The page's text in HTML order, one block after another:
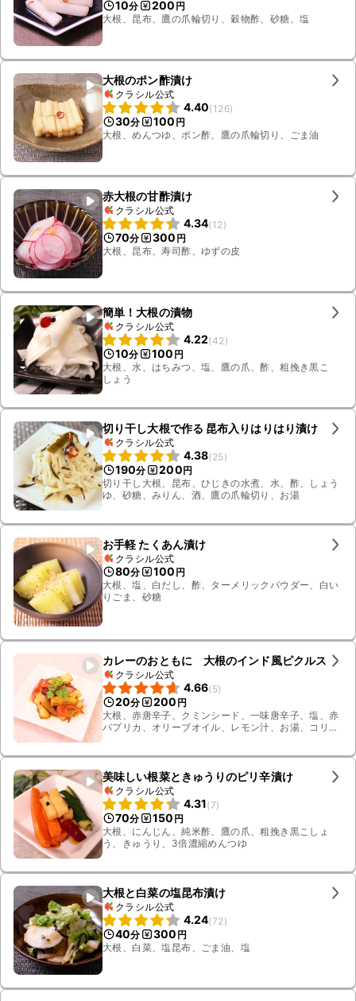
10分 200 円
大根、昆布、鷹の爪輪切り、穀物酢、砂糖、塩
大根のポン酢漬け
クラシル公式
4.40(126)
30分 100 円
大根、めんつゆ、ポン酢、鷹の爪輪切り、ごま油
赤大根の甘酢漬け
クラシル公式
4.34(12 )
70分 300 円
大根、昆布、寿司酢、ゆずの皮
簡単！大根の漬物
クラシル公式
4.22(42 )
10分 100 円
大根、水、はちみつ、塩、鷹の爪、酢、粗挽き黒こ
しょう
切り干し大根で作る 昆布入りはりはり漬け
クラシル公式
4.38(25)
190分 200円
切り干し大根、昆布、ひじきの水煮、水、酢、しょう
ゆ、砂糖、みりん、酒、鷹の爪輪切り、お湯
お手軽 たくあん漬け
クラシル公式
80分 100 円
大根、塩、白だし、酢、ターメリックパウダー、白い
りごま、砂糖
カレーのおともに 大根のインド風ピクルス
クラシル公式
4.66(5)
20分 200 円
大根、赤唐辛子、クミンシード、一味唐辛子、塩、赤
パプリカ、オリーブオイル、レモン汁、お湯、コリア
美味しい根菜ときゅうりのピリ辛漬け
クラシル公式
4.31(7)
70分 150 円
大根、にんじん、純米酢、鷹の爪、粗挽き黒こしょ
う、きゅうり、3倍濃縮めんつゆ
大根と白菜の塩昆布漬け
クラシル公式
4.24(72 )
40分 300 円
大根、白菜、塩昆布、ごま油、塩